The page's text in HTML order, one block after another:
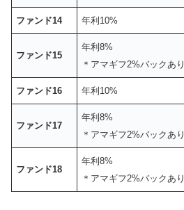
ファンド14 年利10%
ファンド15
年利8%
＊アマギフ2%バックあり
ファンド16 年利10%
ファンド17
年利8%
＊アマギフ2%バックあり
ファンド18
年利8%
＊アマギフ2%バックあり